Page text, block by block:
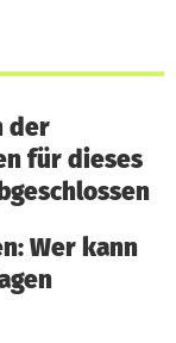
der
für dieses
Wer kann